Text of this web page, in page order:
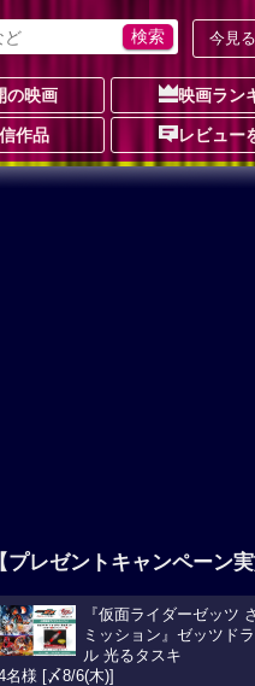
今見
の映画 映画ラン
作品 レビュー
【プレゼントキャンペーン実
『仮面ライダーゼッツ
ミッション』ゼッツド
ル 光るタスキ
名様 [〆8/6(木)]